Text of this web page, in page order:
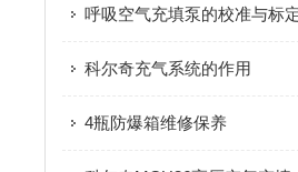
科尔奇充气系统的作用
4瓶防爆箱维修保养